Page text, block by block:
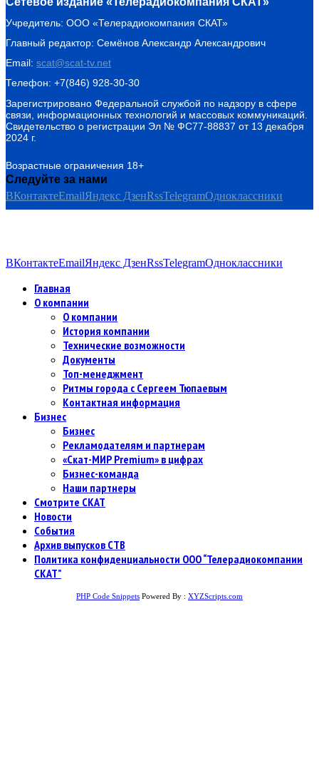
Учредитель: ООО «Телерадиокомпания СКАТ»
Главный редактор: Семёнов Александр Александрович
Email: scat@scat-tv.net
Телефон: +7(846) 928-30-30
Зарегистрировано Федеральной службой по надзору в сфере
связи, информационных технологий и массовых коммуникаций.
Свидетельство о регистрации Эл № ФС77-88837 от 13 декабря
2024 г.
Возрастные ограничения 18+
Следуйте за нами
ВКонтактеEmailЯндекс ДзенRssTelegramОдноклассники
ВКонтактеEmailЯндекс ДзенRssTelegramОдноклассники
Главная
О компании
О компании
История компании
Технические возможности
Документы
Топ-менеджмент
Ритмы города с Сергеем Тюпаевым
Контактная информация
Бизнес
Бизнес
Рекламодателям и партнерам
«Скат-МИР Premium» в цифрах
Бизнес-команда
Наши партнеры
Смотрите СКАТ
Новости
События
Архив выпусков СТВ
Политика конфиденциальности ООО “Телерадиокомпании
СКАТ”
PHP Code Snippets Powered By : XYZScripts.com